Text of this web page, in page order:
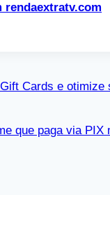
rendaextratv.com
Cards e otimize
que paga via PIX